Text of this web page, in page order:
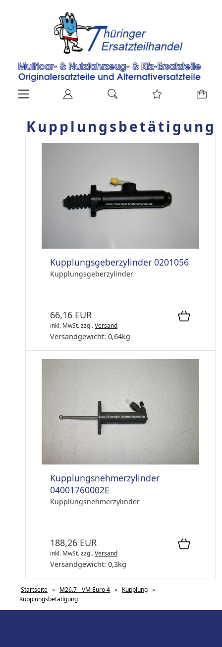
Kupplungsbetätigung
Kupplungsgeberzylinder 0201056
Kupplungsgeberzylinder
66,16 EUR
inkl. MwSt.zzgl.Versand
Versandgewicht: 0,64kg
Kupplungsnehmerzylinder
04001760002E
Kupplungsnehmerzylinder
188,26 EUR
inkl. MwSt.zzgl.Versand
Versandgewicht: 0,3kg
Startseite » M26.7 - VM Euro 4 » Kupplung »
Kupplungsbetätigung